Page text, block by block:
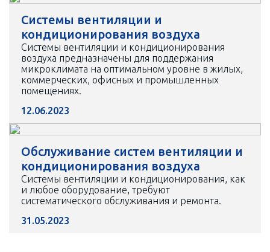
Системы вентиляции и
кондиционирования воздуха
Системы вентиляции и кондиционирования
воздуха предназначены для поддержания
микроклимата на оптимальном уровне в жилых,
коммерческих, офисных и промышленных
помещениях.
12.06.2023
Обслуживание систем вентиляции и
кондиционирования воздуха
Системы вентиляции и кондиционирования, как
и любое оборудование, требуют
систематического обслуживания и ремонта.
31.05.2023